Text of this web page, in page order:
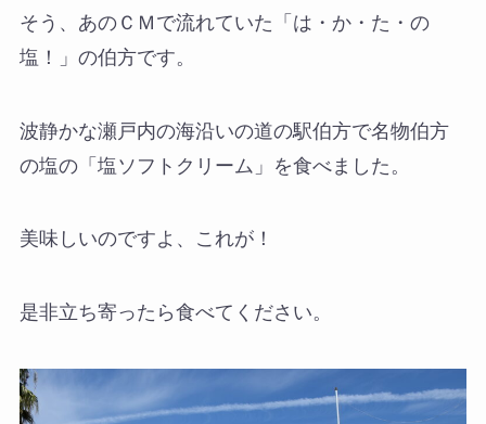
そう、あのＣＭで流れていた「は・か・た・の
塩！」の伯方です。
波静かな瀬戸内の海沿いの道の駅伯方で名物伯方
の塩の「塩ソフトクリーム」を食べました。
美味しいのですよ、これが！
是非立ち寄ったら食べてください。